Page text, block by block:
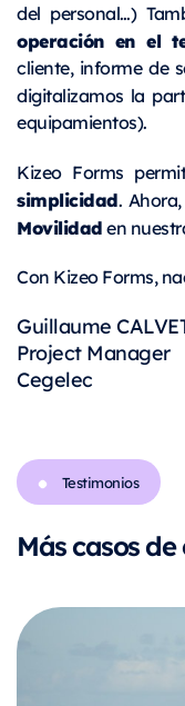
del personal…)
operación en el
cliente, informe de
digitalizamos la
equipamientos).
Kizeo Forms
simplicidad.
Movilidaden
Con Kizeo Forms,
Guillaume
Project Manager
Cegelec
Testimonios
Más casos